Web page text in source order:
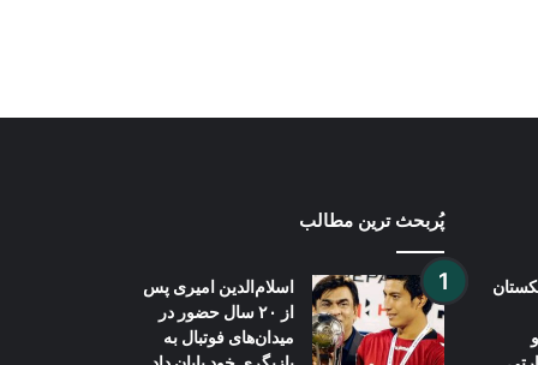
پُربحث ترین مطالب
اسلام‌الدین امیری پس
از ۲۰ سال حضور در
میدان‌های فوتبال به